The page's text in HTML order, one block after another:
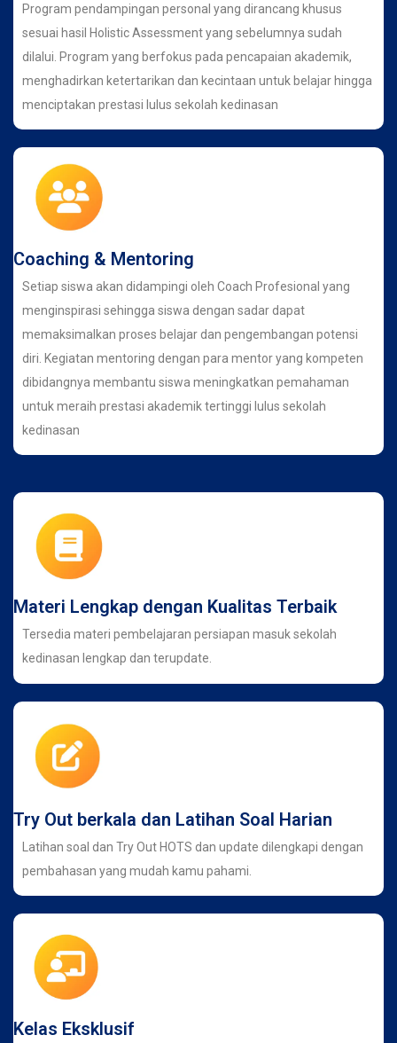
Program pendampingan personal yang dirancang khusus
sesuai hasil Holistic Assessment yang sebelumnya sudah
dilalui. Program yang berfokus pada pencapaian akademik,
menghadirkan ketertarikan dan kecintaan untuk belajar hingga
menciptakan prestasi lulus sekolah kedinasan
Coaching & Mentoring
Setiap siswa akan didampingi oleh Coach Profesional yang
menginspirasi sehingga siswa dengan sadar dapat
memaksimalkan proses belajar dan pengembangan potensi
diri. Kegiatan mentoring dengan para mentor yang kompeten
dibidangnya membantu siswa meningkatkan pemahaman
untuk meraih prestasi akademik tertinggi lulus sekolah
kedinasan
Materi Lengkap dengan Kualitas Terbaik
Tersedia materi pembelajaran persiapan masuk sekolah
kedinasan lengkap dan terupdate.
Try Out berkala dan Latihan Soal Harian
Latihan soal dan Try Out HOTS dan update dilengkapi dengan
pembahasan yang mudah kamu pahami.
Kelas Eksklusif